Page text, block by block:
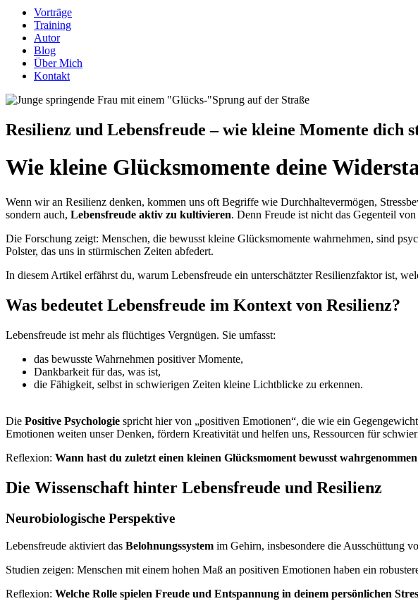
Vorträge
Training
Autor
Blog
Über Mich
Kontakt
Resilienz und Lebensfreude – wie kleine Momente dich
Wie kleine Glücksmomente deine
Wenn wir an Resilienz denken, kommen uns oft Begriffe wie Durchhaltevermögen,
sondern auch, Lebensfreude aktiv zu kultivieren. Denn Freude ist nicht das Gegenteil
Die Forschung zeigt: Menschen, die bewusst kleine Glücksmomente wahrnehmen, sind
Polster, das uns in stürmischen Zeiten abfedert.
In diesem Artikel erfährst du, warum Lebensfreude ein unterschätzter Resilienzfaktor ist,
Was bedeutet Lebensfreude im Kontext von Resilienz?
Lebensfreude ist mehr als flüchtiges Vergnügen. Sie umfasst:
das bewusste Wahrnehmen positiver Momente,
Dankbarkeit für das, was ist,
die Fähigkeit, selbst in schwierigen Zeiten kleine Lichtblicke zu erkennen.
Die Positive Psychologie spricht hier von „positiven Emotionen“, die wie ein
Emotionen weiten unser Denken, fördern Kreativität und helfen uns, Ressourcen für
Reflexion: Wann hast du zuletzt einen kleinen Glücksmoment bewusst
Die Wissenschaft hinter Lebensfreude und Resilienz
Neurobiologische Perspektive
Lebensfreude aktiviert das Belohnungssystem im Gehirn, insbesondere die Ausschüttung
Studien zeigen: Menschen mit einem hohen Maß an positiven Emotionen haben ein
Reflexion: Welche Rolle spielen Freude und Entspannung in deinem persönlichen